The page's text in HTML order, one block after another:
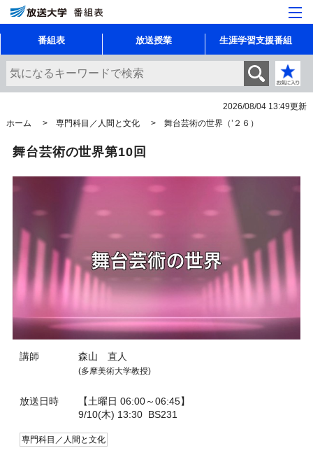
番組表 放送授業 生涯学習支援番組
2026/08/04 13:49更新
ホーム
専門科目／人間と文化 舞台芸術の世界（’２６）
舞台芸術の世界第10回
講師 森山 直人
(多摩美術大学教授)
放送日時
【土曜日 06:00～06:45】
9/10(木) 13:30BS231
専門科目／人間と文化